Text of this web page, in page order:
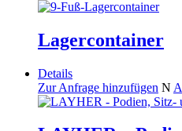
Lagercontainer
Details
Zur Anfrage hinzufügen N